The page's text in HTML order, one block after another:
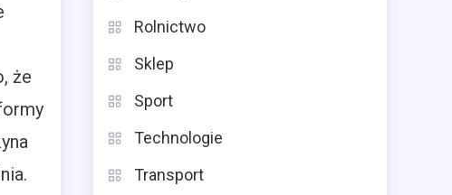
że
Rolnictwo
Sklep
Sport
Technologie
Transport